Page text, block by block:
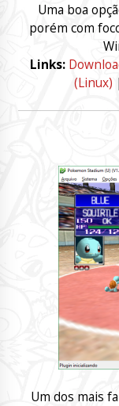
Uma boa
porém com
Links:
(Linux) |
Um dos mais